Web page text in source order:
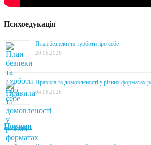
Психоедукація
План безпеки та турботи про себе
20.06.2026
Правила та домовленості у різних форматах
04.06.2026
Новини